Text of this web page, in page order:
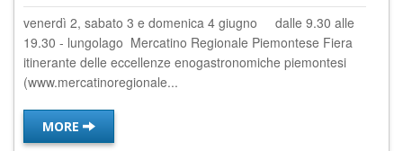
venerdì 2, sabato 3 e domenica 4 giugno dalle 9.30 alle
19.30 - lungolago Mercatino Regionale Piemontese Fiera
itinerante delle eccellenze enogastronomiche piemontesi
(www.mercatinoregionale...
MORE